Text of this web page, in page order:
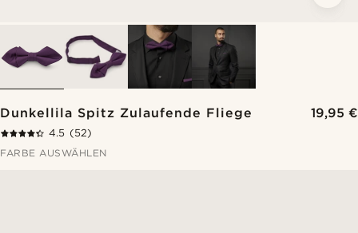
Dunkellila Spitz Zulaufende Fliege 19,95 €
4.5 (52)
FARBE AUSWÄHLEN